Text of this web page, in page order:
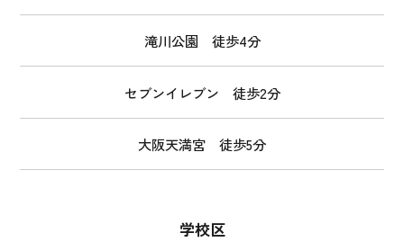
滝川公園 徒歩4分
セブンイレブン 徒歩2分
大阪天満宮 徒歩5分
学校区